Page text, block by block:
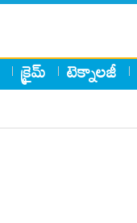
క్రైమ్ టెక్నాలజీ